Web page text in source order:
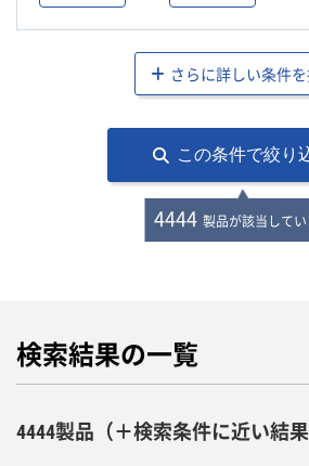
さらに詳しい条件
この条件で絞り
4444 製品が該当して
検索結果の一覧
4444製品（＋検索条件に近い結果